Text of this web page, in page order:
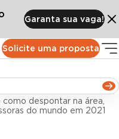
Solicite uma proposta
Garanta sua vaga!
de rápidas transformações?
destacar em um
despontar na área,
do mundo em 2021